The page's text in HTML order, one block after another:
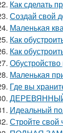
Как сделать
Создай свой
Маленькая
Как
Как
Маленькая
Где вы
ДЕРЕВЯННЫЙ
Идеальный
Стройте свой